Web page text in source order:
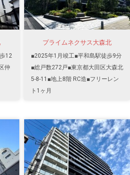
12
仲
プライムネクサス大森北
■2025年1月竣工■平和島駅徒歩9分
■総戸数272戸■東京都大田区大森北
5-8-11■地上8階 RC造■フリーレン
ト1ヶ月